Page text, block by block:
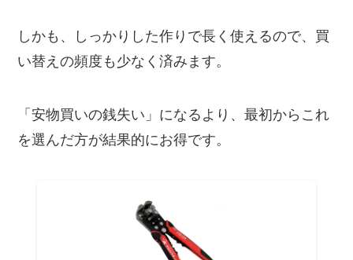
しかも、しっかりした作りで長く使えるので、買
い替えの頻度も少なく済みます。
「安物買いの銭失い」になるより、最初からこれ
を選んだ方が結果的にお得です。